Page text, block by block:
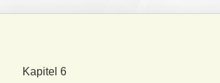
Kapitel 6